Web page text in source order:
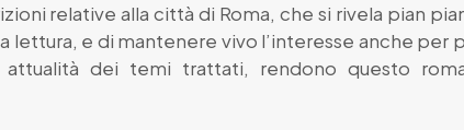
relative alla città di Roma, che si rivela pian
lettura, e di mantenere vivo l’interesse anche per
dei temi trattati, rendono questo